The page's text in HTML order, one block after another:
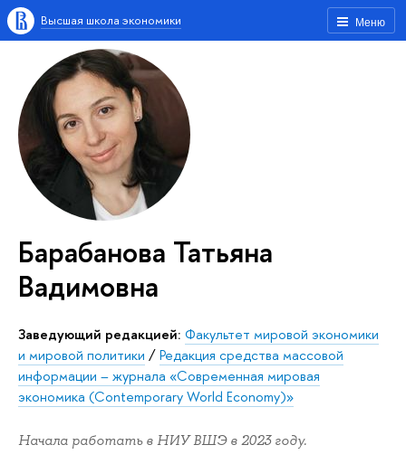
Меню
Высшая школа экономики
Барабанова Татьяна
Вадимовна
Заведующий редакцией: Факультет мировой экономики
и мировой политики /Редакция средства массовой
информации – журнала «Современная мировая
экономика (Contemporary World Economy)»
Начала работать в НИУ ВШЭ в 2023 году.